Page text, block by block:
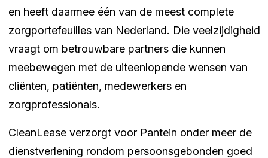
en heeft daarmee één van de meest complete
zorgportefeuilles van Nederland. Die veelzijdigheid
vraagt om betrouwbare partners die kunnen
meebewegen met de uiteenlopende wensen van
cliënten, patiënten, medewerkers en
zorgprofessionals.
CleanLease verzorgt voor Pantein onder meer de
dienstverlening rondom persoonsgebonden goed